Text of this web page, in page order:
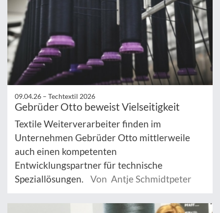
09.04.26 – Techtextil 2026
Gebrüder Otto beweist Vielseitigkeit
Textile Weiterverarbeiter finden im
Unternehmen Gebrüder Otto mittlerweile
auch einen kompetenten
Entwicklungspartner für technische
Speziallösungen.
Von Antje Schmidtpeter